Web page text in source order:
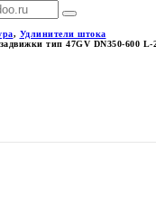
, Удлинители штока
тип 47GV DN350-600 L-